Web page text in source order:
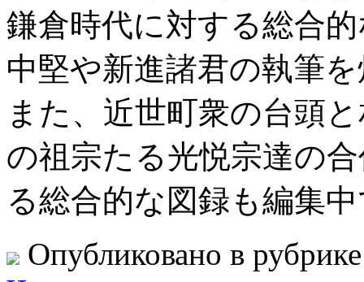
鎌倉時代に対する総合
中堅や新進諸君の執筆
また、近世町衆の台頭
の祖宗たる光悦宗達の
る総合的な図録も編集
Опубликовано в